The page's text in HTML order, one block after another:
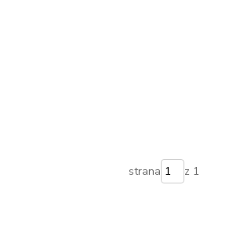
strana z 1